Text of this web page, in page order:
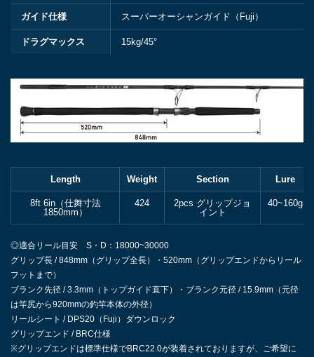
ガイド仕様 スーパーオーシャンガイド（Fuji）
ドラグマックス 15kg/45°
Length Weight Section Lure
8ft 6in（仕舞寸法
1850mm）
424
2pcs グリップジョ
イント
40~160g
◎適合リール目安 S・D：18000~30000
グリップ長 / 848mm（グリップ全長）・520mm（グリップエンドからリール
フットまで）
ブランク先径 / 3.3mm（トップガイド直下）・ブランク元径 / 15.9mm（元径
は竿尻から920mmの釣竿本体の外径）
リールシート / DPS20（Fuji）ダウンロック
グリップエンド / BRC仕様
※グリップエンドは標準仕様でBRC22.0が装着されておりますが、ご希望に